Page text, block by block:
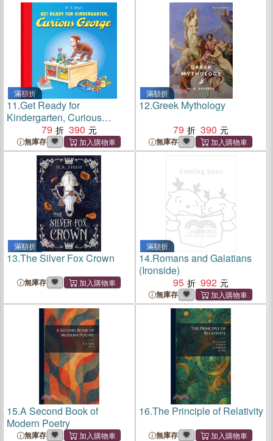
滿額折
11.Get Ready for
Kindergarten, Curious
79 390
無庫存
滿額折
12.Greek Mythology
79
390
無庫存
滿額折
13.The Silver Fox Crown
無庫存
滿額折
14.Romans and Galatians
(Ironside)
95
992
無庫存
15.A Second Book of
Modern Poetry
無庫存
16.The Principle of Relativity
無庫存